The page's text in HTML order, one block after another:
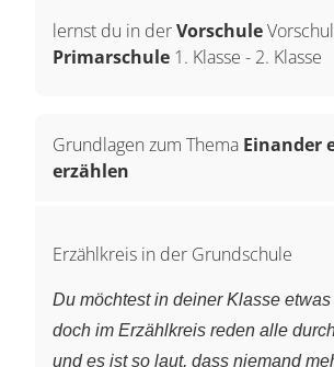
lernst du in derVorschule
Primarschule 1. Klasse - 2. Klasse
Grundlagen zum Thema Einander
erzählen
Erzählkreis in der Grundschule
Du möchtest in deiner Klasse
doch im Erzählkreis reden alle
und es ist so laut, dass niemand